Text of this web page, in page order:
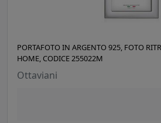
PORTAFOTO IN ARGENTO 925, FOTO
HOME, CODICE 255022M
Ottaviani